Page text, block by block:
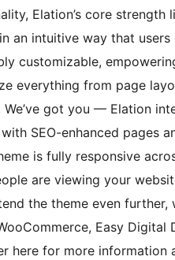
Elation’s core strength
an intuitive way that users
customizable,
everything from page
got you — Elation
SEO-enhanced pages
is fully responsive
are viewing your
the theme even further,
Easy Digital
here for more